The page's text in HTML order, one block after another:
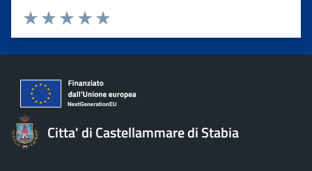
Valuta 5 stelle su 5
Valuta 4 stelle su 5
Valuta 3 stelle su 5
Valuta 2 stelle su 5
Valuta 1 stelle su 5
Citta' di Castellammare di Stabia